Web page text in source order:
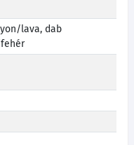
lava, dab